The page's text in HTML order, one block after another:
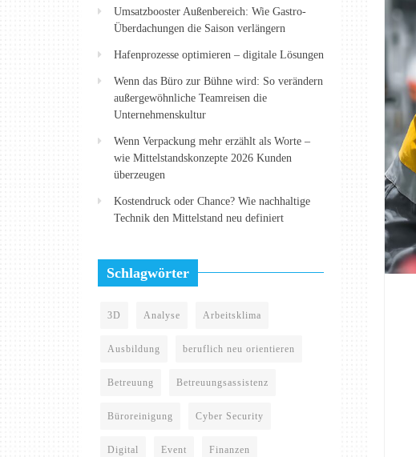
Umsatzbooster Außenbereich: Wie Gastro-
Überdachungen die Saison verlängern
Hafenprozesse optimieren – digitale Lösungen
Wenn das Büro zur Bühne wird: So verändern
außergewöhnliche Teamreisen die
Unternehmenskultur
Wenn Verpackung mehr erzählt als Worte –
wie Mittelstandskonzepte 2026 Kunden
überzeugen
Kostendruck oder Chance? Wie nachhaltige
Technik den Mittelstand neu definiert
Schlagwörter
3D Analyse Arbeitsklima
Ausbildung beruflich neu orientieren
Betreuung Betreuungsassistenz
Büroreinigung Cyber Security
Digital Event Finanzen